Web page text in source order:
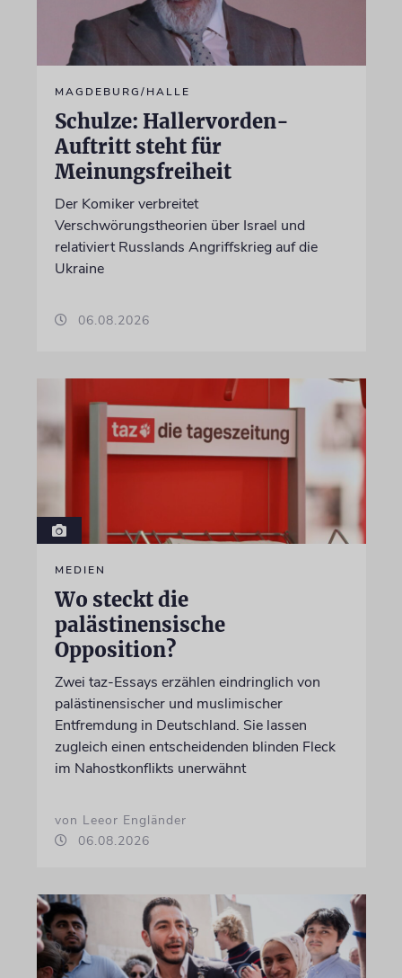
MAGDEBURG/HALLE
Schulze: Hallervorden-
Auftritt steht für
Meinungsfreiheit
Der Komiker verbreitet
Verschwörungstheorien über Israel und
relativiert Russlands Angriffskrieg auf die
Ukraine
06.08.2026
MEDIEN
Wo steckt die
palästinensische
Opposition?
Zwei taz-Essays erzählen eindringlich von
palästinensischer und muslimischer
Entfremdung in Deutschland. Sie lassen
zugleich einen entscheidenden blinden Fleck
im Nahostkonflikts unerwähnt
von Leeor Engländer
06.08.2026